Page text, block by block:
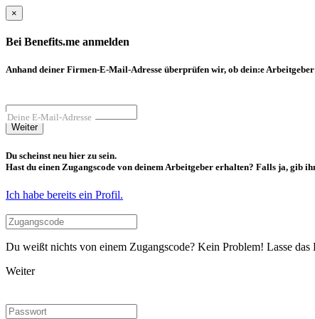
×
Bei Benefits.me anmelden
Anhand deiner Firmen-E-Mail-Adresse überprüfen wir, ob dein:e
Deine E-Mail-Adresse
Weiter
Du scheinst neu hier zu sein.
Hast du einen Zugangscode von deinem Arbeitgeber erhalten? Falls ja, gib
Ich habe bereits ein Profil.
Du weißt nichts von einem Zugangscode? Kein Problem! Lasse
Weiter